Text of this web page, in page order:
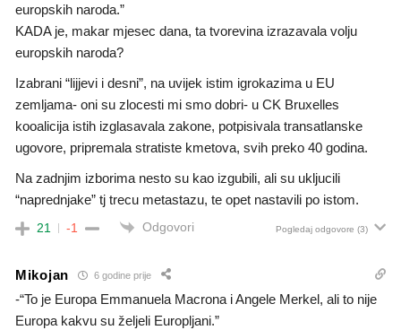
europskih naroda.”
KADA je, makar mjesec dana, ta tvorevina izrazavala volju
europskih naroda?
Izabrani “lijjevi i desni”, na uvijek istim igrokazima u EU
zemljama- oni su zlocesti mi smo dobri- u CK Bruxelles
kooalicija istih izglasavala zakone, potpisivala transatlanske
ugovore, pripremala stratiste kmetova, svih preko 40 godina.
Na zadnjim izborima nesto su kao izgubili, ali su ukljucili
“naprednjake” tj trecu metastazu, te opet nastavili po istom.
21 -1 Odgovori Pogledaj odgovore (3)
Mikojan 6 godine prije
-“To je Europa Emmanuela Macrona i Angele Merkel, ali to nije
Europa kakvu su željeli Europljani.”